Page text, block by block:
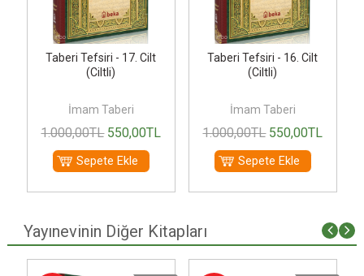
Taberi Tefsiri - 17. Cilt
(Ciltli)
İmam Taberi
1.000,00TL 550,00TL
Sepete Ekle
Taberi Tefsiri - 16. Cilt
(Ciltli)
İmam Taberi
1.000,00TL 550,00TL
Sepete Ekle
Yayınevinin Diğer Kitapları